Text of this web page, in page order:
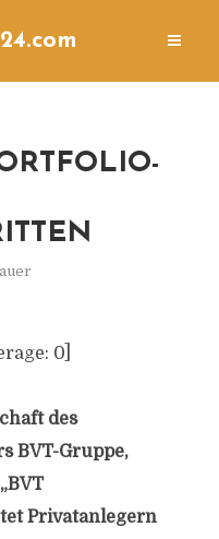
0]
des
BVT-Gruppe,
Privatanlegern